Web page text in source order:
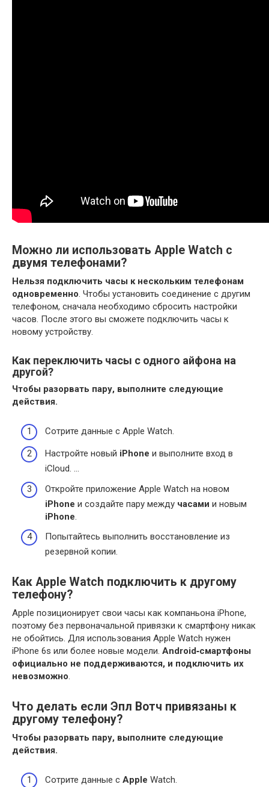
Можно ли использовать Apple Watch с
двумя телефонами?
Нельзя подключить часы к нескольким телефонам
одновременно. Чтобы установить соединение с другим
телефоном, сначала необходимо сбросить настройки
часов. После этого вы сможете подключить часы к
новому устройству.
Как переключить часы с одного айфона на
другой?
Чтобы разорвать пару, выполните следующие
действия.
Сотрите данные с Apple Watch.
Настройте новый iPhone и выполните вход в
iCloud. …
Откройте приложение Apple Watch на новом
iPhone и создайте пару между часами и новым
iPhone.
Попытайтесь выполнить восстановление из
резервной копии.
Как Apple Watch подключить к другому
телефону?
Apple позиционирует свои часы как компаньона iPhone,
поэтому без первоначальной привязки к смартфону никак
не обойтись. Для использования Apple Watch нужен
iPhone 6s или более новые модели. Android‑смартфоны
официально не поддерживаются, и подключить их
невозможно.
Что делать если Эпл Вотч привязаны к
другому телефону?
Чтобы разорвать пару, выполните следующие
действия.
Сотрите данные с Apple Watch.